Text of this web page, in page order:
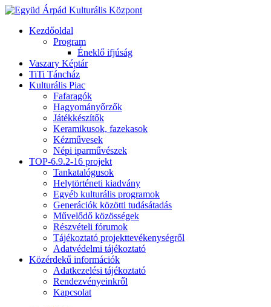
Kezdőoldal
Program
Éneklő ifjúság
Vaszary Képtár
TiTi Táncház
Kulturális Piac
Fafaragók
Hagyományőrzők
Játékkészítők
Keramikusok, fazekasok
Kézművesek
Népi iparművészek
TOP-6.9.2-16 projekt
Tankatalógusok
Helytörténeti kiadvány
Egyéb kulturális programok
Generációk közötti tudásátadás
Művelődő közösségek
Részvételi fórumok
Tájékoztató projekttevékenységről
Adatvédelmi tájékoztató
Közérdekű információk
Adatkezelési tájékoztató
Rendezvényeinkről
Kapcsolat